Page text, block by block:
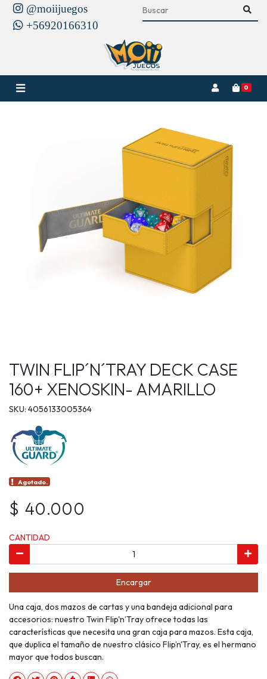
@moiijuegos
+56920166310
0
TWIN FLIP´N´TRAY DECK CASE
160+ XENOSKIN- AMARILLO
SKU: 4056133005364
Agotado.
$ 40.000
CANTIDAD
Encargar
Una caja, dos mazos de cartas y una bandeja adicional para
accesorios: nuestro Twin Flip'n’Tray ofrece todas las
características que necesita una gran caja para mazos. Esta caja,
que duplica el tamaño de nuestro clásico Flip’n'Tray, es el hermano
mayor que todos buscan.